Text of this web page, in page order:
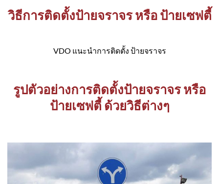
วิธีการติดตั้งป้ายจราจร หรือ ป้ายเซฟตี้
VDO แนะนำการติดตั้ง ป้ายจราจร
รูปตัวอย่างการติดตั้งป้ายจราจร หรือ
ป้ายเซฟตี้ ด้วยวิธีต่างๆ